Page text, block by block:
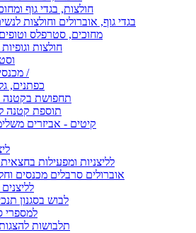
חולצות, בגדי גוף
בגדי גוף, אוברולים וחולצות
מחוכים, סטרפלס
חולצות
מכנסיים לתחפושות /
כפתנים,
תחפושת בקטנה
תוספת קטנה
קיטים - אביזרים
לליצניות ומפעילות
אוברולים סרבלים מכנסים
לבוש בסגנון
למספרי
תלבושות